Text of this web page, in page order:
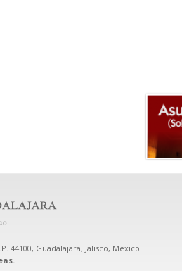
44100, Guadalajara, Jalisco, México.